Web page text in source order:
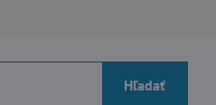
Hľadať